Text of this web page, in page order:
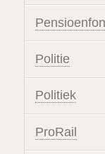
Politie
Politiek
ProRail